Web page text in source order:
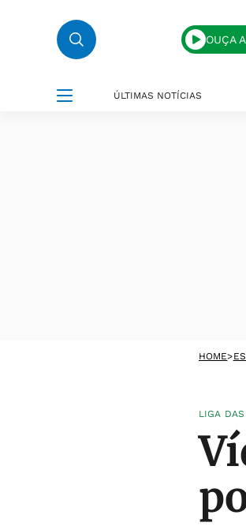
OUÇA
ÚLTIMAS NOTÍCIAS
HOME>
LIGA